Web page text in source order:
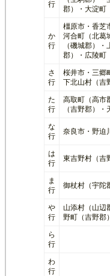
行
郡）・大淀町
か
行
橿原市・香芝
河合町（北葛
（磯城郡）
郡）・広陵町
さ
行
桜井市・三郷
下北山村（吉
た
行
高取町（高市
（吉野郡）・
な
行
奈良市・野迫
は
行
東吉野村（吉
ま
行
御杖村（宇陀
や
行
山添村（山
野町（吉野郡）
ら
行
わ
行